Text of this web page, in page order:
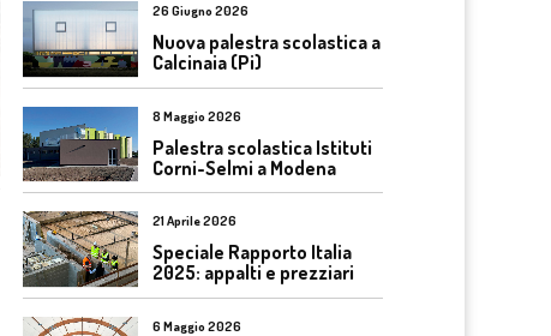
26 Giugno 2026
Nuova palestra scolastica a
Calcinaia (Pi)
8 Maggio 2026
Palestra scolastica Istituti
Corni-Selmi a Modena
21 Aprile 2026
Speciale Rapporto Italia
2025: appalti e prezziari
6 Maggio 2026